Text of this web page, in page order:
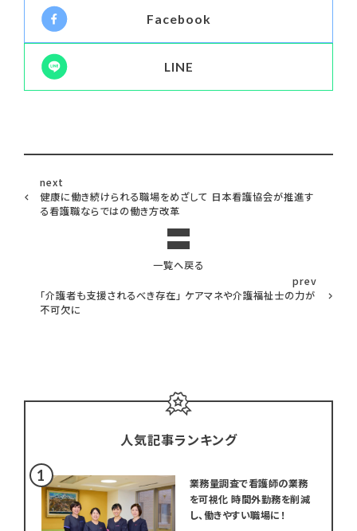
Facebook
LINE
next
健康に働き続けられる職場をめざして 日本看護協会が推進す
る看護職ならではの働き方改革
一覧へ戻る
prev
「介護者も支援されるべき存在」 ケアマネや介護福祉士の力が
不可欠に
人気記事ランキング
業務量調査で看護師の業務
を可視化 時間外勤務を削減
し、働きやすい職場に！